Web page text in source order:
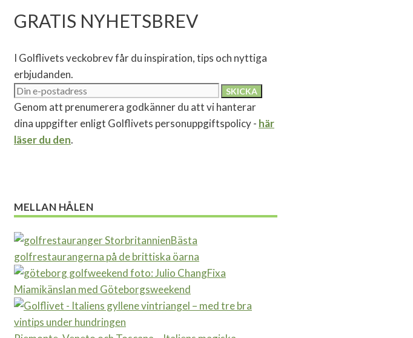
GRATIS NYHETSBREV
I Golflivets veckobrev får du inspiration, tips och nyttiga
erbjudanden.
Genom att prenumerera godkänner du att vi hanterar
dina uppgifter enligt Golflivets personuppgiftspolicy - här
läser du den.
MELLAN HÅLEN
Bästa
golfrestaurangerna på de brittiska öarna
Fixa
Miamikänslan med Göteborgsweekend